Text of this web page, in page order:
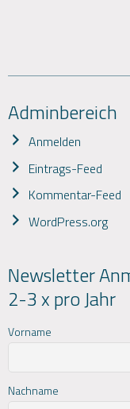
Adminbereich
Anmelden
Eintrags-Feed
Kommentar-Feed
WordPress.org
Newsletter
2-3 x pro Jahr
Vorname
Nachname